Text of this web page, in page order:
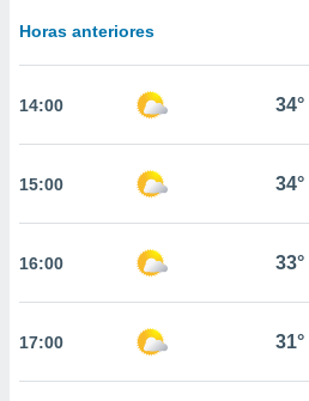
ou
permite-
todos os
Horas anteriores
14:00 34°
15:00 34°
16:00 33°
17:00 31°